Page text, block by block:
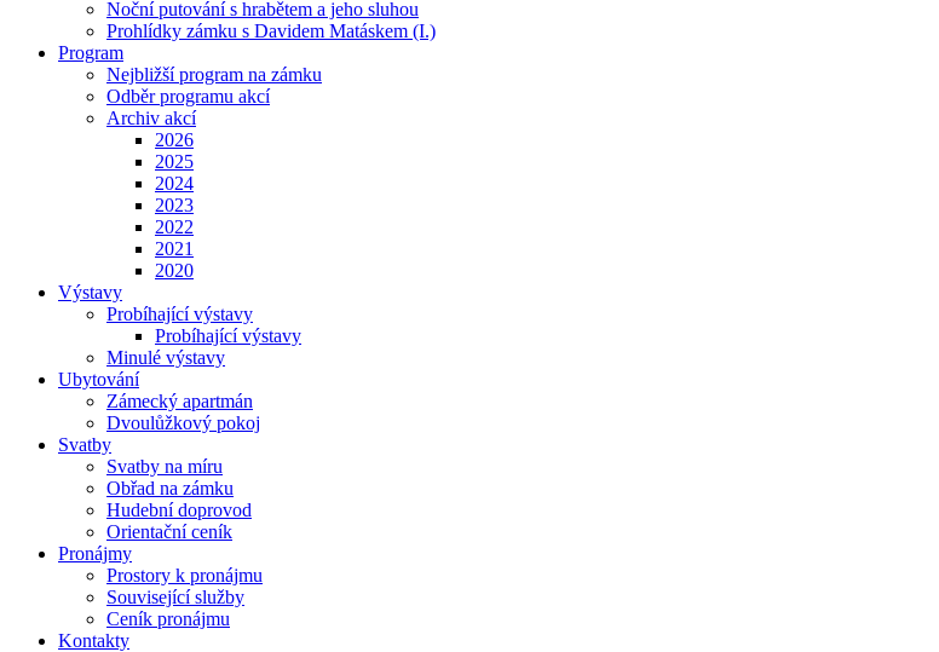
Noční putování s hrabětem a jeho sluhou
Prohlídky zámku s Davidem Matáskem (I.)
Program
Nejbližší program na zámku
Odběr programu akcí
Archiv akcí
2026
2025
2024
2023
2022
2021
2020
Výstavy
Probíhající výstavy
Probíhající výstavy
Minulé výstavy
Ubytování
Zámecký apartmán
Dvoulůžkový pokoj
Svatby
Svatby na míru
Obřad na zámku
Hudební doprovod
Orientační ceník
Pronájmy
Prostory k pronájmu
Související služby
Ceník pronájmu
Kontakty